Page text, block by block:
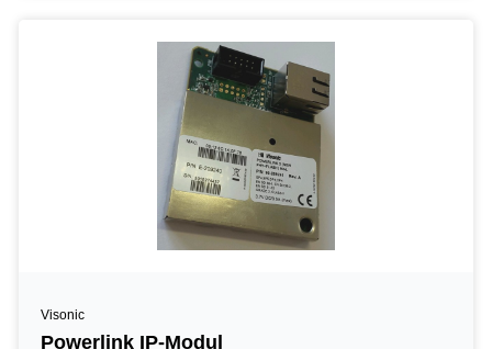
Visonic
Powerlink IP-Modul